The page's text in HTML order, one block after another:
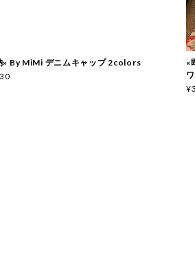
» By MiMi デニムキャップ 2colors
«